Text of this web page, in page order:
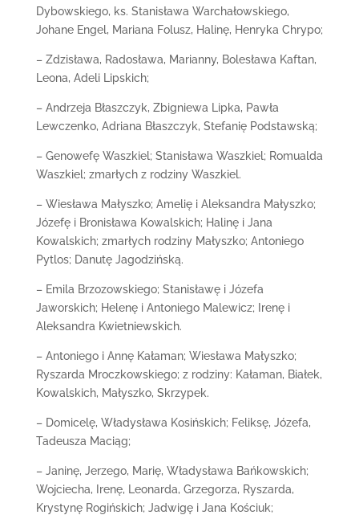
Dybowskiego, ks. Stanisława Warchałowskiego,
Johane Engel, Mariana Folusz, Halinę, Henryka Chrypo;
– Zdzisława, Radosława, Marianny, Bolesława Kaftan,
Leona, Adeli Lipskich;
– Andrzeja Błaszczyk, Zbigniewa Lipka, Pawła
Lewczenko, Adriana Błaszczyk, Stefanię Podstawską;
– Genowefę Waszkiel; Stanisława Waszkiel; Romualda
Waszkiel; zmarłych z rodziny Waszkiel.
– Wiesława Małyszko; Amelię i Aleksandra Małyszko;
Józefę i Bronisława Kowalskich; Halinę i Jana
Kowalskich; zmarłych rodziny Małyszko; Antoniego
Pytlos; Danutę Jagodzińską.
– Emila Brzozowskiego; Stanisławę i Józefa
Jaworskich; Helenę i Antoniego Malewicz; Irenę i
Aleksandra Kwietniewskich.
– Antoniego i Annę Kałaman; Wiesława Małyszko;
Ryszarda Mroczkowskiego; z rodziny: Kałaman, Białek,
Kowalskich, Małyszko, Skrzypek.
– Domicelę, Władysława Kosińskich; Feliksę, Józefa,
Tadeusza Maciąg;
– Janinę, Jerzego, Marię, Władysława Bańkowskich;
Wojciecha, Irenę, Leonarda, Grzegorza, Ryszarda,
Krystynę Rogińskich; Jadwigę i Jana Kościuk;